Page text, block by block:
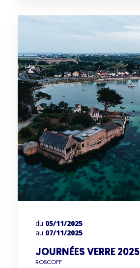
du 05/11/2025
au 07/11/2025
JOURNÉES VERRE 2025
ROSCOFF